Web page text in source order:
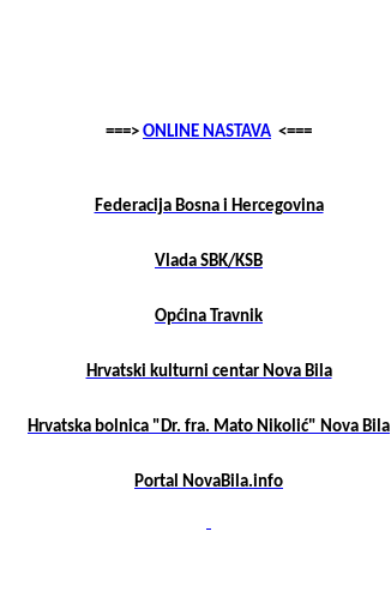
===> ONLINE NASTAVA <===
Federacija Bosna i Hercegovina
Vlada SBK/KSB
Općina Travnik
Hrvatski kulturni centar Nova Bila
Hrvatska bolnica "Dr. fra. Mato Nikolić" Nova Bila
Portal NovaBila.info